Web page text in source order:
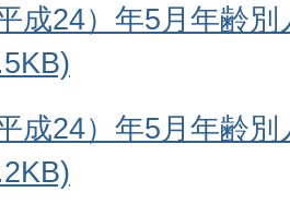
成24）年5月年齢
成24）年5月年齢